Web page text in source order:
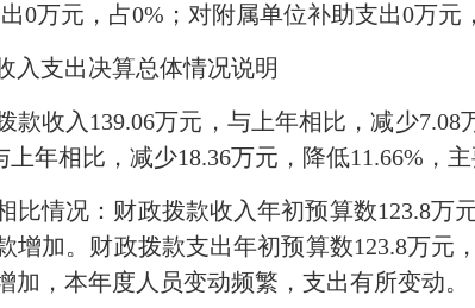
0万元，占0%；对附属单位补助支出0万元
入支出决算总体情况说明
款收入139.06万元，与上年相比，减少
上年相比，减少18.36万元，降低11.66%，
比情况：财政拨款收入年初预算数123.8万
增加。财政拨款支出年初预算数123.8万
加，本年度人员变动频繁，支出有所变动。